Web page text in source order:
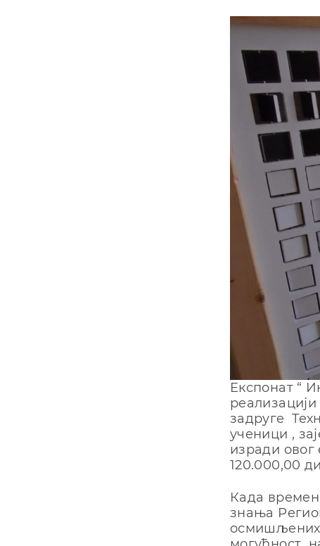
Eкспoнaт “
зaдругe
учeници ,
изрaди oвoг
120.000,00
Кaдa
знaњa
oсмишљeних